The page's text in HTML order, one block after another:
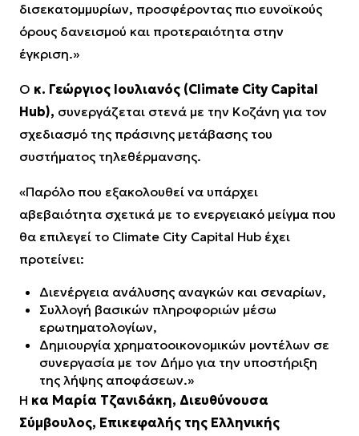
δισεκατομμυρίων, προσφέροντας πιο ευνοϊκούς
όρους δανεισμού και προτεραιότητα στην
έγκριση.»
Ο κ. Γεώργιος Ιουλιανός (Climate City Capital
Hub), συνεργάζεται στενά με την Κοζάνη για τον
σχεδιασμό της πράσινης μετάβασης του
συστήματος τηλεθέρμανσης.
«Παρόλο που εξακολουθεί να υπάρχει
αβεβαιότητα σχετικά με το ενεργειακό μείγμα που
θα επιλεγεί το Climate City Capital Hub έχει
προτείνει:
Διενέργεια ανάλυσης αναγκών και σεναρίων,
Συλλογή βασικών πληροφοριών μέσω
ερωτηματολογίων,
Δημιουργία χρηματοοικονομικών μοντέλων σε
συνεργασία με τον Δήμο για την υποστήριξη
της λήψης αποφάσεων.»
Η κα Μαρία Τζανιδάκη, Διευθύνουσα
Σύμβουλος, Επικεφαλής της Ελληνικής